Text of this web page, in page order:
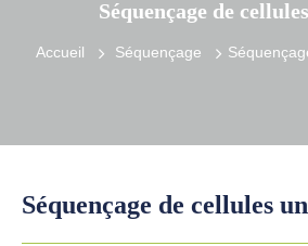
Séquençage de
Accueil Séquençage
Séquençage de cellules